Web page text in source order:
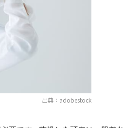
出典：adobestock